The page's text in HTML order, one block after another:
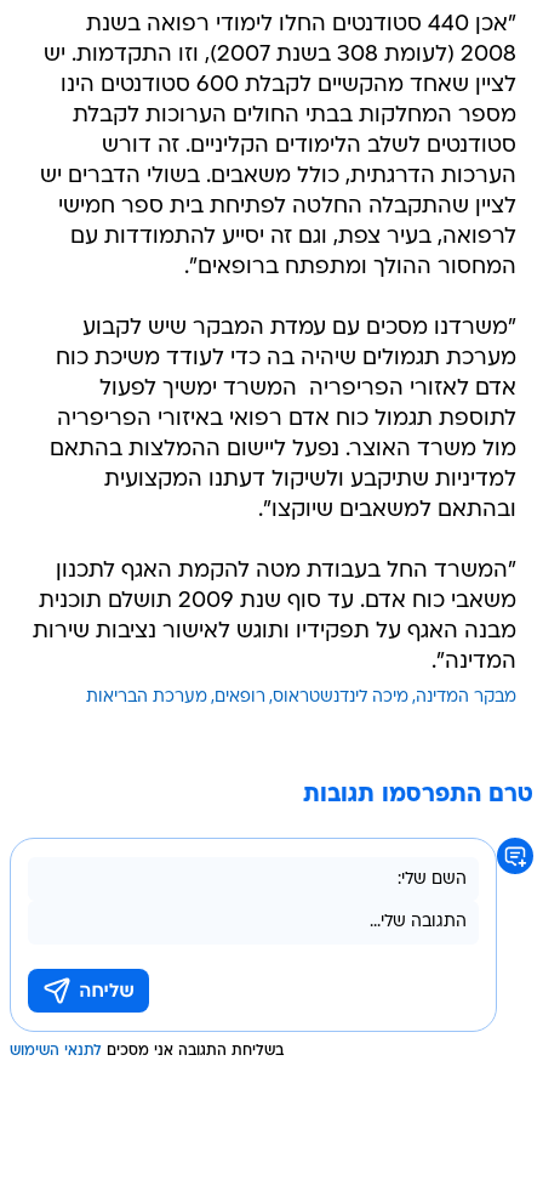
"אכן 440 סטודנטים החלו לימודי רפואה בשנת
2008 (לעומת 308 בשנת 2007), וזו התקדמות. יש
לציין שאחד מהקשיים לקבלת 600 סטודנטים הינו
מספר המחלקות בבתי החולים הערוכות לקבלת
סטודנטים לשלב הלימודים הקליניים. זה דורש
הערכות הדרגתית, כולל משאבים. בשולי הדברים יש
לציין שהתקבלה החלטה לפתיחת בית ספר חמישי
לרפואה, בעיר צפת, וגם זה יסייע להתמודדות עם
המחסור ההולך ומתפתח ברופאים".
"משרדנו מסכים עם עמדת המבקר שיש לקבוע
מערכת תגמולים שיהיה בה כדי לעודד משיכת כוח
אדם לאזורי הפריפריה  המשרד ימשיך לפעול
לתוספת תגמול כוח אדם רפואי באיזורי הפריפריה
מול משרד האוצר. נפעל ליישום ההמלצות בהתאם
למדיניות שתיקבע ולשיקול דעתנו המקצועית
ובהתאם למשאבים שיוקצו".
"המשרד החל בעבודת מטה להקמת האגף לתכנון
משאבי כוח אדם. עד סוף שנת 2009 תושלם תוכנית
מבנה האגף על תפקידיו ותוגש לאישור נציבות שירות
המדינה".
מבקר המדינה מיכה לינדנשטראוס רופאים מערכת הבריאות
טרם התפרסמו תגובות
בשליחת התגובה אני מסכים לתנאי השימוש